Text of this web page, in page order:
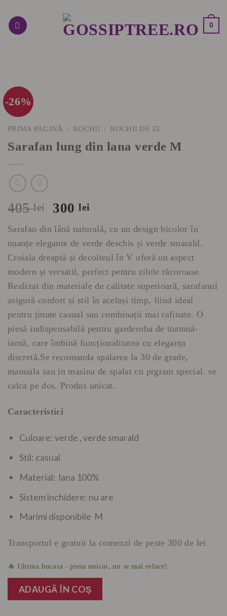
content
0
-26%
PRIMA PAGINĂ / ROCHII / ROCHII DE ZI
Sarafan lung din lana verde M
405lei
Prețul
a
fost:
405 lei.
300lei
este:
300 lei.
Sarafan din lână naturală, cu un design bicolor în
nuanțe elegante de verde deschis și verde smarald.
Croiala dreaptă și decolteul în V oferă un aspect
modern și versatil, perfect pentru zilele răcoroase.
Realizat din materiale de calitate superioară, sarafanul
asigură confort și stil în același timp, fiind ideal
pentru ținute casual sau combinații mai rafinate. O
piesă indispensabilă pentru garderoba de toamnă-
iarnă, care îmbină funcționalitatea cu eleganța
discretă.Se recomanda spalarea la 30 de grade,
manuala sau in masina de spalat cu prgram special. se
calca pe dos. Produs unicat.
Caracteristici
Culoare: verde , verde smarald
Stil: casual
Material: lana 100%
Sistem închidere: nu are
Marimi disponibile M
Transportul e gratuit la comenzi de peste 300 de lei
🔥 Ultima bucata - piesa unicat, nu se mai reface!
ADAUGĂ ÎN COȘ